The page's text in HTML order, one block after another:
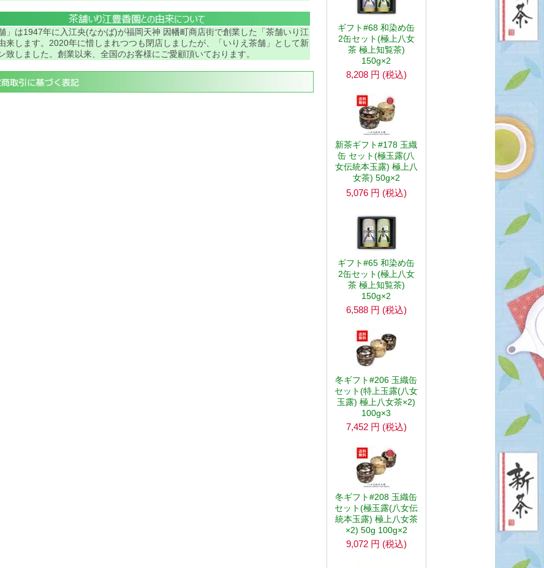
」は1947年に入江央(なかば)が福岡天神 因幡町商店街で創業した「茶舗いり江
来します。2020年に惜しまれつつも閉店しましたが、「いりえ茶舗」として新
致しました。創業以来、全国のお客様にご愛顧頂いております。
ギフト#68 和染め缶
2缶セット(極上八女
茶 極上知覧茶)
150g×2
8,208 円 (税込)
新茶ギフト#178 玉織
缶 セット(極玉露(八
女伝統本玉露) 極上八
女茶) 50g×2
5,076 円 (税込)
ギフト#65 和染め缶
2缶セット(極上八女
茶 極上知覧茶)
150g×2
6,588 円 (税込)
冬ギフト#206 玉織缶
セット(特上玉露(八女
玉露) 極上八女茶×2)
100g×3
7,452 円 (税込)
冬ギフト#208 玉織缶
セット(極玉露(八女伝
統本玉露) 極上八女茶
×2) 50g 100g×2
9,072 円 (税込)